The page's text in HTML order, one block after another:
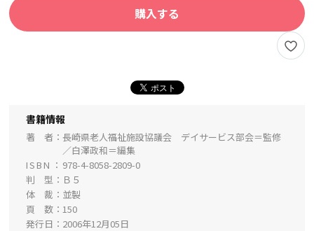
購入する
書籍情報
著 者
長崎県老人福祉施設協議会 デイサービス部会＝監修
／白澤政和＝編集
ISBN
978-4-8058-2809-0
判 型
Ｂ５
体 裁
並製
頁 数
150
発行日
2006年12月05日